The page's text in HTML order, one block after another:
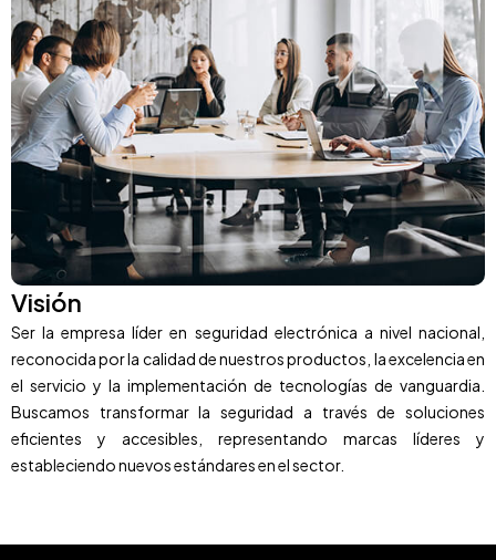
Visión
Ser la empresa líder en seguridad electrónica a nivel nacional,
reconocida por la calidad de nuestros productos, la excelencia en
el servicio y la implementación de tecnologías de vanguardia.
Buscamos transformar la seguridad a través de soluciones
eficientes y accesibles, representando marcas líderes y
estableciendo nuevos estándares en el sector.